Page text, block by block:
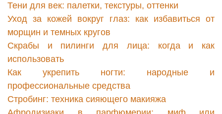
Тени для век: палетки, текстуры, оттенки
Уход за кожей вокруг глаз: как избавиться от
морщин и темных кругов
Скрабы и пилинги для лица: когда и как
использовать
Как укрепить ногти: народные и
профессиональные средства
Стробинг: техника сияющего макияжа